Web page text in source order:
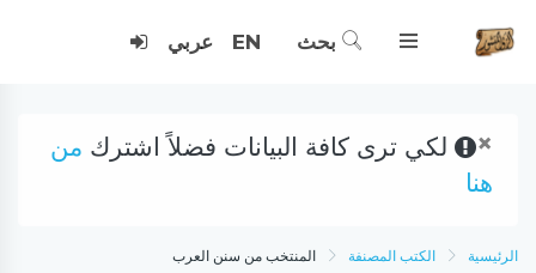
بحث EN عربي
× لكي ترى كافة البيانات فضلاً اشترك من
هنا
الرئيسية الكتب المصنفة المنتخب من سنن العرب